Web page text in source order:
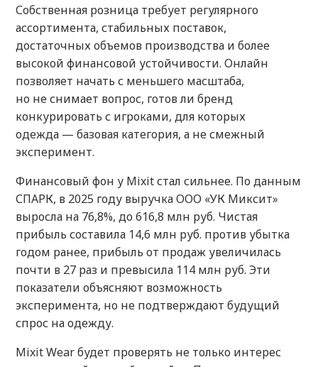
Собственная розница требует регулярного
ассортимента, стабильных поставок,
достаточных объемов производства и более
высокой финансовой устойчивости. Онлайн
позволяет начать с меньшего масштаба,
но не снимает вопрос, готов ли бренд
конкурировать с игроками, для которых
одежда — базовая категория, а не смежный
эксперимент.
Финансовый фон у Mixit стал сильнее. По данным
СПАРК, в 2025 году выручка ООО «УК Миксит»
выросла на 76,8%, до 616,8 млн руб. Чистая
прибыль составила 14,6 млн руб. против убытка
годом ранее, прибыль от продаж увеличилась
почти в 27 раз и превысила 114 млн руб. Эти
показатели объясняют возможность
эксперимента, но не подтверждают будущий
спрос на одежду.
Mixit Wear будет проверять не только интерес